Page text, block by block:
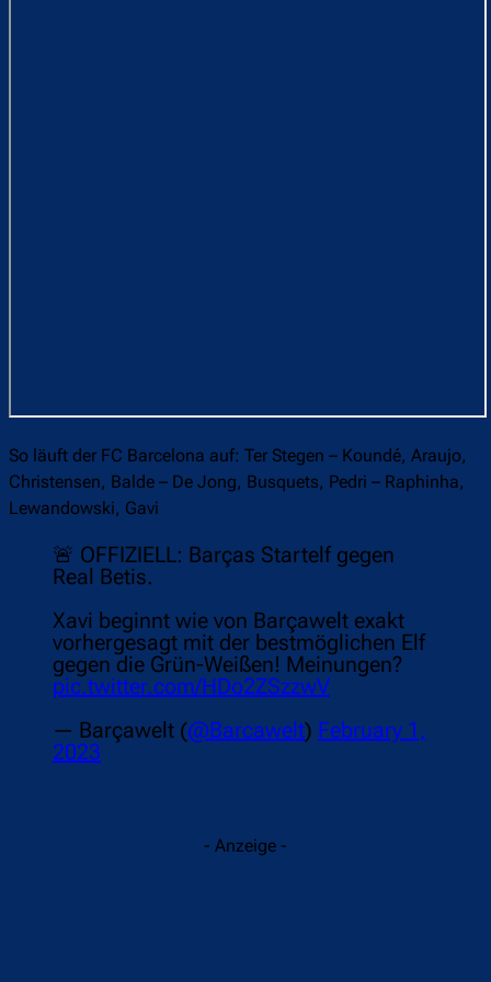
So läuft der FC Barcelona auf: Ter Stegen – Koundé, Araujo,
Christensen, Balde – De Jong, Busquets, Pedri – Raphinha,
Lewandowski, Gavi
🚨 OFFIZIELL: Barças Startelf gegen
Real Betis.
Xavi beginnt wie von Barçawelt exakt
vorhergesagt mit der bestmöglichen Elf
gegen die Grün-Weißen! Meinungen?
pic.twitter.com/HDo2ZSzzwV
— Barçawelt (@Barcawelt) February 1,
2023
- Anzeige -